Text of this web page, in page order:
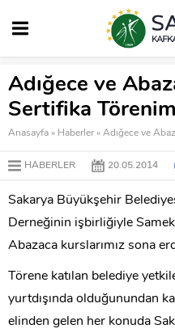
Adığece ve
Sertifika
Anasayfa » Haberler » Adığece ve
HABERLER 20.05.2014
Sakarya Büyükşehir
Derneğinin işbirliğiyle
Abazaca kurslarımız sona
Törene katılan belediye
yurtdışında olduğunundan
elinden gelen her konuda